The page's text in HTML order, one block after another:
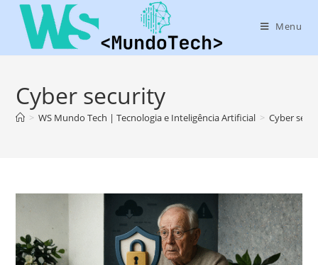
Menu
Cyber security
> WS Mundo Tech | Tecnologia e Inteligência Artificial > Cyber